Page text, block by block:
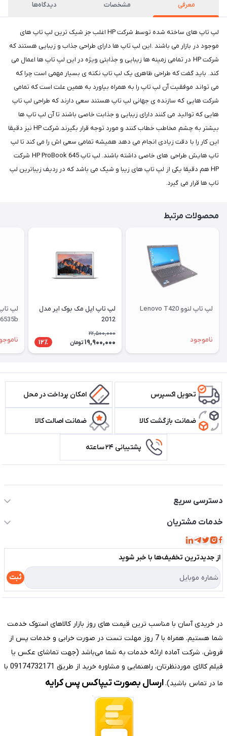
معرفی مشخصات دیدگاه‌ها
لپ تاپ های ساخته شده توسط شرکت HP اغلب جز شیک ترین لپ تاپ های
موجود در بازار می باشند .این لپ تاپ ها دارای طراحی جذاب و زیبایی هستند که
شرکت HP در تمامی زمینه ها زیبایی و جذابتی ویژه در این لپ تاپ ها اعمال می
کند. باید گفت که طراحی ظاهری یک لپ تاپ نکته ی بسیار مهمی است چرا که
می تواند موفقیت آن لپ تاپ را به همراه بیاورد به همین علت است که تمامی
شرکت هایی که سازنده ی جهانی لپ تاپ هستند سعی دارند که طراحی لپ تاپ
هایی که توالید می کنند دارای زیبایی و جذابت خاصی باشند تا آن لپ تاپ ها
بیشتر به چشم مخاطب خطاب کنند و مورد توجه قرار بگیرند.شرکت HP نیز دقیقا
این کار را با دقت زیادی انجام می دهد همیشه تمامی سعی اش را می کند تا لپ
تاپ هایش طراحی های خاصی داشته باشند. لپ تاپ HP ProBook 645 شرکت
HP هم دقیقا یکی از لپ تاپ های زیبا و شیک می باشد که در ردیف زیباترین لپ
تاپ ها قرار می گیرد.
محصولات مرتبط
لپ تاپ لنوو Lenovo T420
ناموجود
لپ تاپ اپل مک بوک ایر مدل
2012
22,500,000
19,900,000 تومان 12٪
تحویل اکسپرس امکان پرداخت در محل
ضمانت بازگشت کالا ضمانت اصالت کالا
پشتیبانی ۲۴ ساعته
دسترسی سریع
حساب کاربری
مجله فروشگاه
لیست محصولات
درباره ما
تماس با ما
خدمات مشتریان
قوانین و مقررات
حریم خصوصی
راهنما
از جدید‌ترین تخفیف‌ها با‌ خبر شوید
ثبت
در خریدی آسان با مناسب ترین قیمت های روز بازار کالاهای استوک خدمت
شما هستیم. همراه با 7 روز مهلت تست در صورت خرابی و خدمات پس از
فروش، شرکت آماده ارائه خدمات به شما می‌باشد (جهت تماشای عکس یا
فیلم کالای موردنظرتان، راهنمایی و مشاوره خرید از طریق 09174732171 با
ما در تماس باشید).ارسال بصورت تیپاکس پس کرایه